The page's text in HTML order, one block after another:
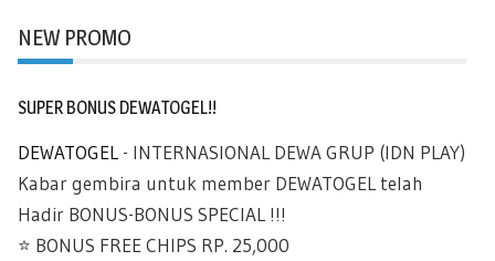
NEW PROMO
SUPER BONUS DEWATOGEL!!
DEWATOGEL- INTERNASIONAL DEWA GRUP (IDN PLAY)
Kabar gembira untuk member DEWATOGEL telah
Hadir BONUS-BONUS SPECIAL !!!
⭐️ BONUS FREE CHIPS RP. 25,000